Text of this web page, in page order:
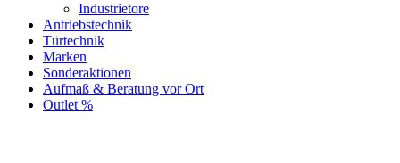
Industrietore
Antriebstechnik
Türtechnik
Marken
Sonderaktionen
Aufmaß & Beratung vor Ort
Outlet %